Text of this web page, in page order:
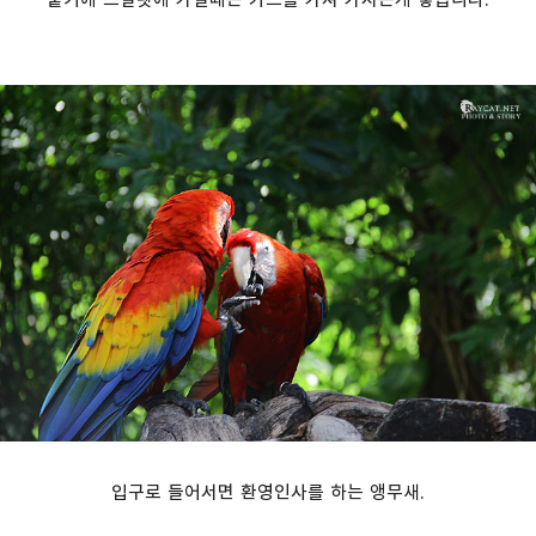
입구로 들어서면 환영인사를 하는 앵무새.